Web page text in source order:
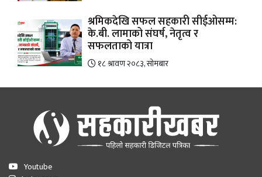
श्रमिकदेखि सफल सहकारी सीईओसम्म:
के.बी. लामाको संघर्ष, नेतृत्व र
सफलताको यात्रा
१८ श्रावण २०८३, सोमबार
Youtube